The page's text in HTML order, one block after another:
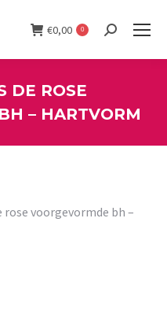
€0,00 0 Search:
DE ROSE
– HARTVORM
rose voorgevormde bh –